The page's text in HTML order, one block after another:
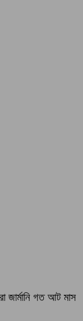
জার্মানি গত আট মাস